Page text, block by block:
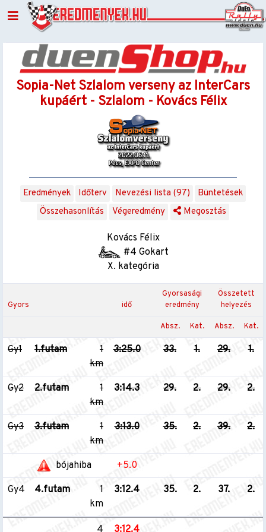
Sopia-Net Szlalom verseny az InterCars
kupáért - Szlalom - Kovács Félix
Eredmények Időterv Nevezési lista (97)
Büntetések
Összehasonlítás
Végeredmény Megosztás
Kovács Félix
#4 Gokart
X. kategória
Gyors idő
Gyorsasági
eredmény
Összetett
helyezés
Absz. Kat. Absz. Kat.
Gy1 1.futam
1
km
3:25.0 33. 1. 29. 1.
Gy2 2.futam
1
km
3:14.3 29. 2. 29. 2.
Gy3 3.futam
1
km
3:13.0 35. 2. 39. 2.
bójahiba +5.0
Gy4 4.futam
1
km
3:12.4 35. 2. 37. 2.